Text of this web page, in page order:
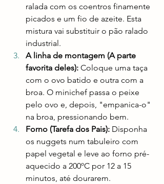
ralada com os coentros finamente
picados e um fio de azeite. Esta
mistura vai substituir o pão ralado
industrial.
A linha de montagem (A parte
favorita deles): Coloque uma taça
com o ovo batido e outra com a
broa. O minichef passa o peixe
pelo ovo e, depois, "empanica-o"
na broa, pressionando bem.
Forno (Tarefa dos Pais): Disponha
os nuggets num tabuleiro com
papel vegetal e leve ao forno pré-
aquecido a 200ºC por 12 a 15
minutos, até dourarem.